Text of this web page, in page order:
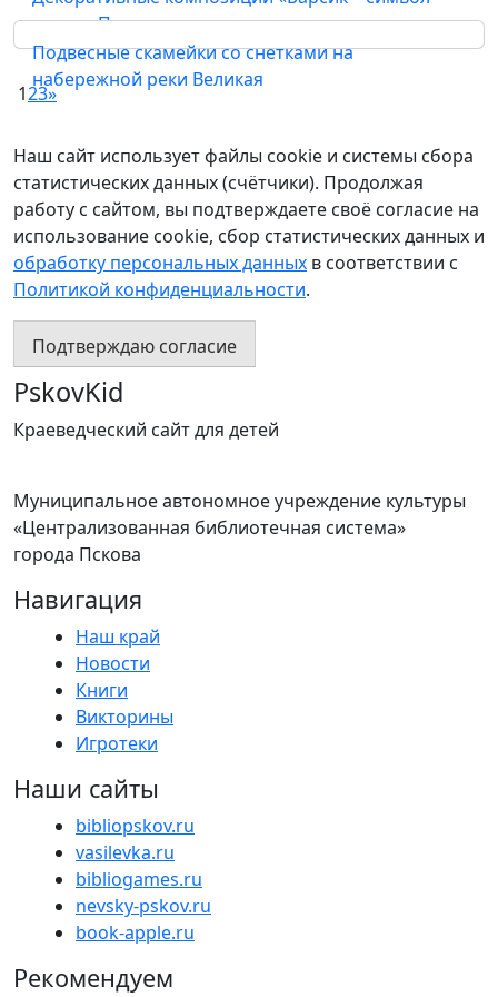
города Пскова»
Арт-объекты
Подвесные скамейки со снетками на
набережной реки Великая
Арт-объекты
123»
Наш сайт использует файлы cookie и системы сбора
статистических данных (счётчики). Продолжая
работу с сайтом, вы подтверждаете своё согласие на
использование cookie, сбор статистических данных и
обработку персональных данных в соответствии с
Политикой конфиденциальности.
Подтверждаю согласие
PskovKid
Краеведческий сайт для детей
Муниципальное автономное учреждение культуры
«Централизованная библиотечная система»
города Пскова
Навигация
Наш край
Новости
Книги
Викторины
Игротеки
Наши сайты
bibliopskov.ru
vasilevka.ru
bibliogames.ru
nevsky-pskov.ru
book-apple.ru
Рекомендуем